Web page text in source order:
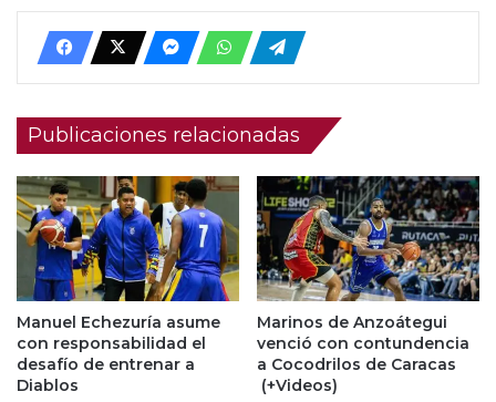
Publicaciones relacionadas
Manuel Echezuría asume
con responsabilidad el
desafío de entrenar a
Diablos
Marinos de Anzoátegui
venció con contundencia
a Cocodrilos de Caracas
(+Videos)